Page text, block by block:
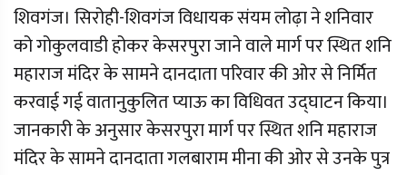
शिवगंज। सिरोही-शिवगंज विधायक संयम लोढ़ा ने शनिवार
को गोकुलवाडी होकर केसरपुरा जाने वाले मार्ग पर स्थित शनि
महाराज मंदिर के सामने दानदाता परिवार की ओर से निर्मित
करवाई गई वातानुकुलित प्याऊ का विधिवत उद्घाटन किया।
जानकारी के अनुसार केसरपुरा मार्ग पर स्थित शनि महाराज
मंदिर के सामने दानदाता गलबाराम मीना की ओर से उनके पुत्र